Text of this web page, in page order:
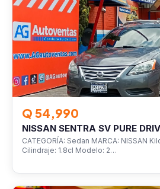
Q 54,990
NISSAN SENTRA SV PURE
CATEGORÍA: Sedan MARCA: NISSAN
Cilindraje: 1.8cl Modelo: 2…